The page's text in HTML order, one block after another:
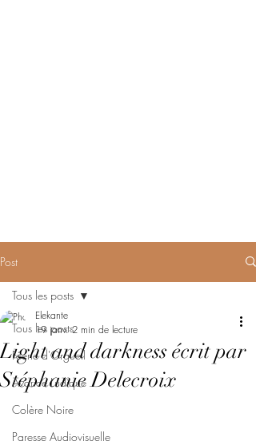
Post
Tous les posts
Féerie d'Orgueil
Avarice Ludique
Colère Noire
Paresse Audiovisuelle
Tous les posts
Light and darkness écrit par
Stéphanie Delecroix
Elekante
19 janv. 2 min de lecture